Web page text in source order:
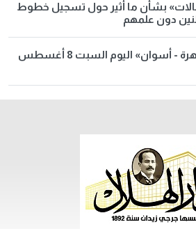
بشأن ما أُثير حول تسجيل خطوط
دون علمهم
مواعيد قطارات «القاهرة - أسوان» اليوم السبت 8 أغسطس